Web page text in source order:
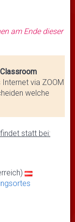
am Ende dieser
Classroom
Internet via ZOOM
welche
statt bei: